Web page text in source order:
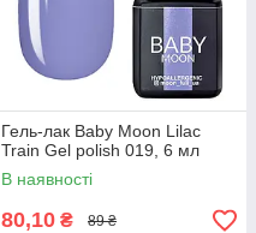
Гель-лак Baby Moon Lilac
Train Gel polish 019, 6 мл
В наявності
80,10 ₴ 89 ₴